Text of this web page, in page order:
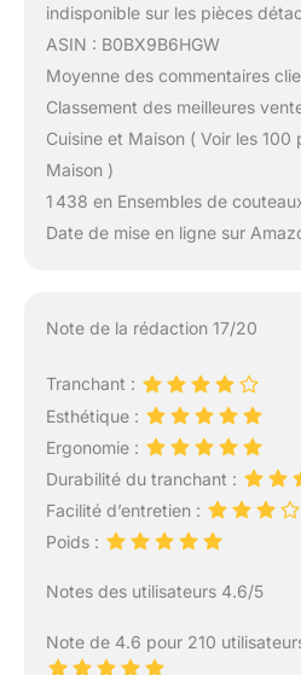
indisponible sur les pièces
ASIN : B0BX9B6HGW
Moyenne des commentaires
Classement des meilleures
Cuisine et Maison ( Voir les 100
Maison )
1 438 en Ensembles de
Date de mise en ligne sur
Note de la rédaction 17/20
Tranchant :
Esthétique :
Ergonomie :
Durabilité du tranchant :
Facilité d’entretien :
Poids :
Notes des utilisateurs 4.6/5
Note de 4.6 pour 210